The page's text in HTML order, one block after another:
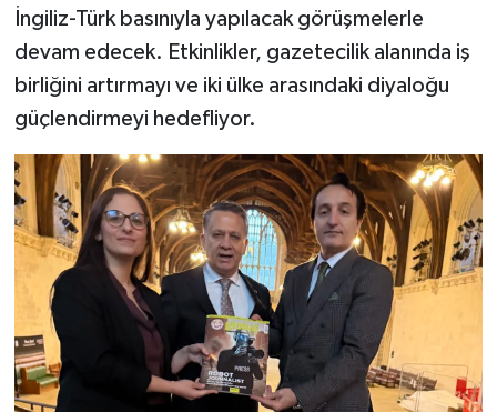
İngiliz-Türk basınıyla yapılacak görüşmelerle
devam edecek. Etkinlikler, gazetecilik alanında iş
birliğini artırmayı ve iki ülke arasındaki diyaloğu
güçlendirmeyi hedefliyor.